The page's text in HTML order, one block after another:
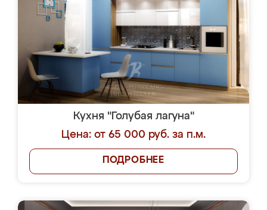
Кухня "Голубая лагуна"
Цена: от 65 000 руб. за п.м.
ПОДРОБНЕЕ